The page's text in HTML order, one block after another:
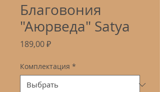
Благовония
"Аюрведа" Satya
189,00 ₽Цена
Комплектация *